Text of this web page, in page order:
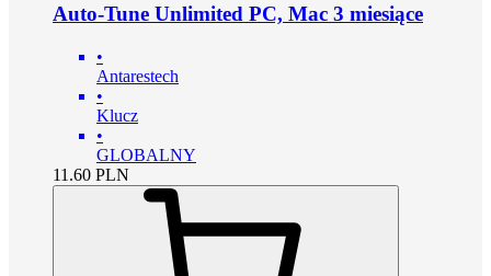
Auto-Tune Unlimited PC, Mac 3 miesiące
•
Antarestech
•
Klucz
•
GLOBALNY
11.60 PLN